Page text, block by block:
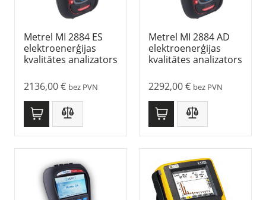
Metrel MI 2884 ES
elektroenerģijas
kvalitātes analizators
2136,00€ bez PVN
Metrel MI 2884 AD
elektroenerģijas
kvalitātes analizators
2292,00€ bez PVN